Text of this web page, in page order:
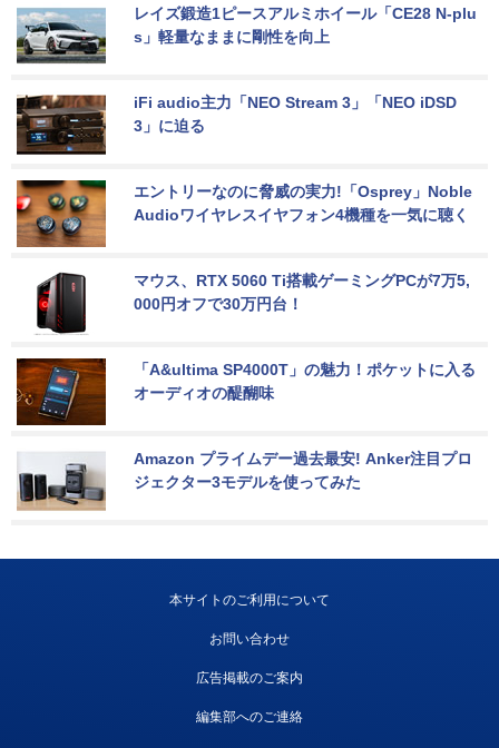
レイズ鍛造1ピースアルミホイール「CE28 N-plu
s」軽量なままに剛性を向上
iFi audio主力「NEO Stream 3」「NEO iDSD
3」に迫る
エントリーなのに脅威の実力!「Osprey」Noble
Audioワイヤレスイヤフォン4機種を一気に聴く
マウス、RTX 5060 Ti搭載ゲーミングPCが7万5,
000円オフで30万円台！
「A&ultima SP4000T」の魅力！ポケットに入る
オーディオの醍醐味
Amazon プライムデー過去最安! Anker注目プロ
ジェクター3モデルを使ってみた
本サイトのご利用について
お問い合わせ
広告掲載のご案内
編集部へのご連絡